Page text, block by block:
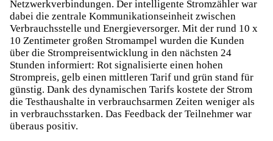
Netzwerkverbindungen. Der intelligente Stromzähler war
dabei die zentrale Kommunikationseinheit zwischen
Verbrauchsstelle und Energieversorger. Mit der rund 10 x
10 Zentimeter großen Stromampel wurden die Kunden
über die Strompreisentwicklung in den nächsten 24
Stunden informiert: Rot signalisierte einen hohen
Strompreis, gelb einen mittleren Tarif und grün stand für
günstig. Dank des dynamischen Tarifs kostete der Strom
die Testhaushalte in verbrauchsarmen Zeiten weniger als
in verbrauchsstarken. Das Feedback der Teilnehmer war
überaus positiv.